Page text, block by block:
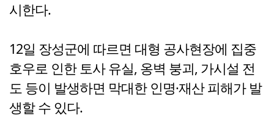
시한다.
12일 장성군에 따르면 대형 공사현장에 집중
호우로 인한 토사 유실, 옹벽 붕괴, 가시설 전
도 등이 발생하면 막대한 인명·재산 피해가 발
생할 수 있다.